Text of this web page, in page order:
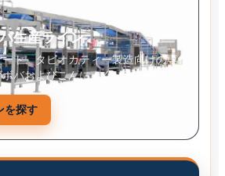
生産ライン
ート、タピオカティー製造向けの専
ボバおよびこんにゃくパール機器。
を探す